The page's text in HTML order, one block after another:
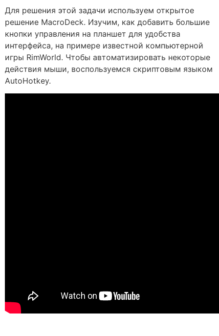
Для решения этой задачи используем открытое
решение MacroDeck. Изучим, как добавить большие
кнопки управления на планшет для удобства
интерфейса, на примере известной компьютерной
игры RimWorld. Чтобы автоматизировать некоторые
действия мыши, воспользуемся скриптовым языком
AutoHotkey.